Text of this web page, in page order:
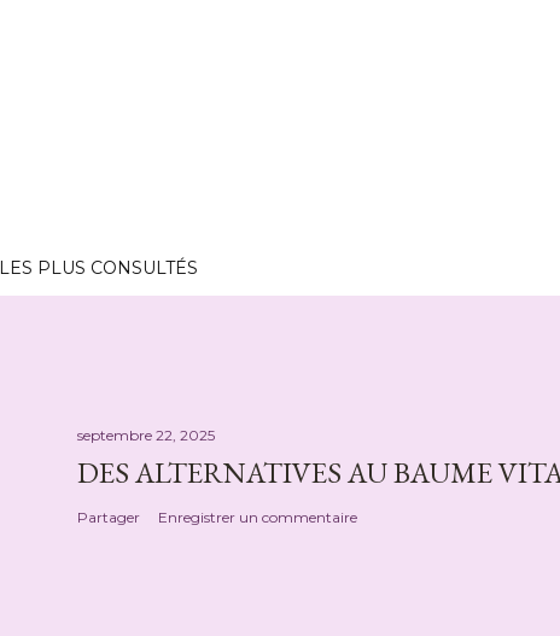
LES PLUS CONSULTÉS
septembre 22, 2025
DES ALTERNATIVES AU BAUME
Partager Enregistrer un commentaire